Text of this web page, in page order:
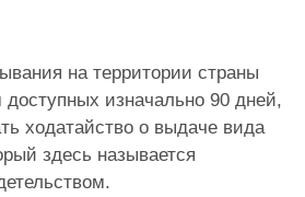
на территории страны
изначально 90 дней,
ходатайство о выдаче вида
здесь называется